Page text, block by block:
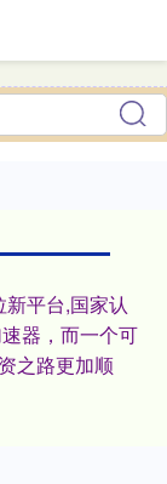
平台,国家认
器，而一个可
之路更加顺